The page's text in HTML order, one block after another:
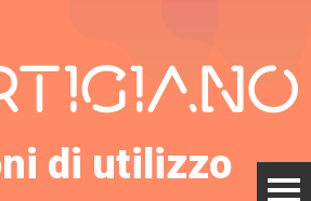
di utilizzo